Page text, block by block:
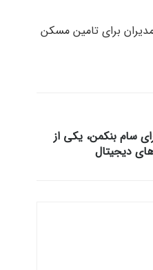
و مدیران برای تامین مسکن
برای سام بنکمن، یکی از
دیجیتال